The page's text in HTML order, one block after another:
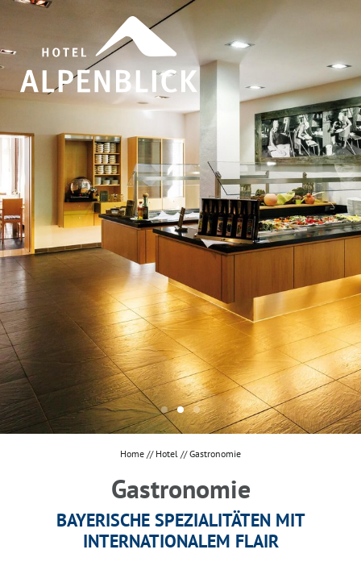
TAGUNG
HOTEL
URLAUB & FREIZEIT
Tagung
Hotel
Zimmer & Preise
Über uns
Anfragen & Buchen
Gastronomie
Anreise
DE
Home // Hotel //Gastronomie
Gastronomie
BAYERISCHE SPEZIALITÄTEN MIT
INTERNATIONALEM FLAIR